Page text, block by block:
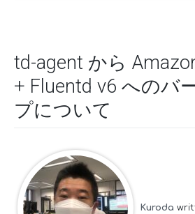
td-agent から
+ Fluentd v6 へのバ
プについて
Kuroda